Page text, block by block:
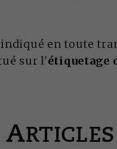
en toute
sur l'étiquetage
A